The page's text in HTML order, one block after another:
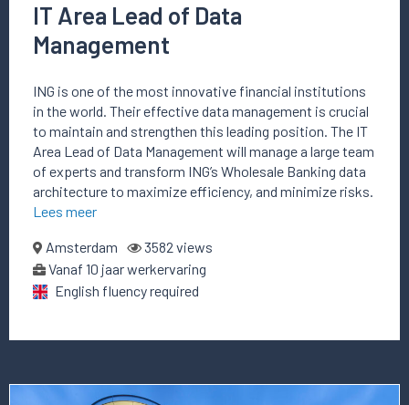
IT Area Lead of Data
Management
ING is one of the most innovative financial institutions
in the world. Their effective data management is crucial
to maintain and strengthen this leading position. The IT
Area Lead of Data Management will manage a large team
of experts and transform ING’s Wholesale Banking data
architecture to maximize efficiency, and minimize risks.
Lees meer
Amsterdam
3582 views
Vanaf 10 jaar werkervaring
English fluency required